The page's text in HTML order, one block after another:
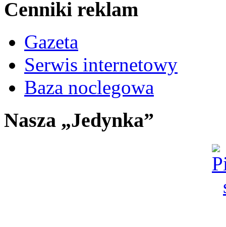
Cenniki reklam
Gazeta
Serwis internetowy
Baza noclegowa
Nasza „Jedynka”